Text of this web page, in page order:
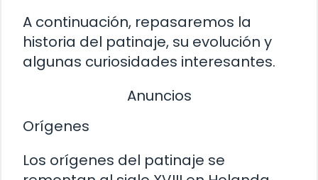
A continuación, repasaremos la
historia del patinaje, su evolución y
algunas curiosidades interesantes.
Anuncios
Orígenes
Los orígenes del patinaje se